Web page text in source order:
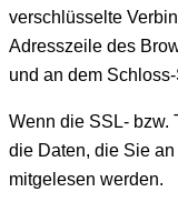
verschlüsselte
Adresszeile des
und an dem
Wenn die SSL- bzw.
die Daten, die Sie
mitgelesen werden.